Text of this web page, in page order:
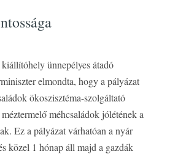
ünnepélyes átadó
elmondta, hogy a pályázat
ökoszisztéma-szolgáltató
méhcsaládok jólétének a
Ez a pályázat várhatóan a nyár
közel 1 hónap áll majd a gazdák